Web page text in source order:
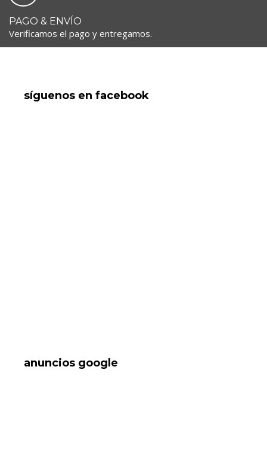
PAGO & ENVÍO
Verificamos el pago y entregamos.
síguenos en facebook
anuncios google